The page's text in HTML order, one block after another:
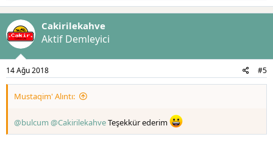
p
k
i
l
e
r
:
Cakirilekahve
Aktif Demleyici
14 Ağu 2018 #5
Mustaqim' Alıntı:
@bulcum @CakirilekahveTeşekkür ederim